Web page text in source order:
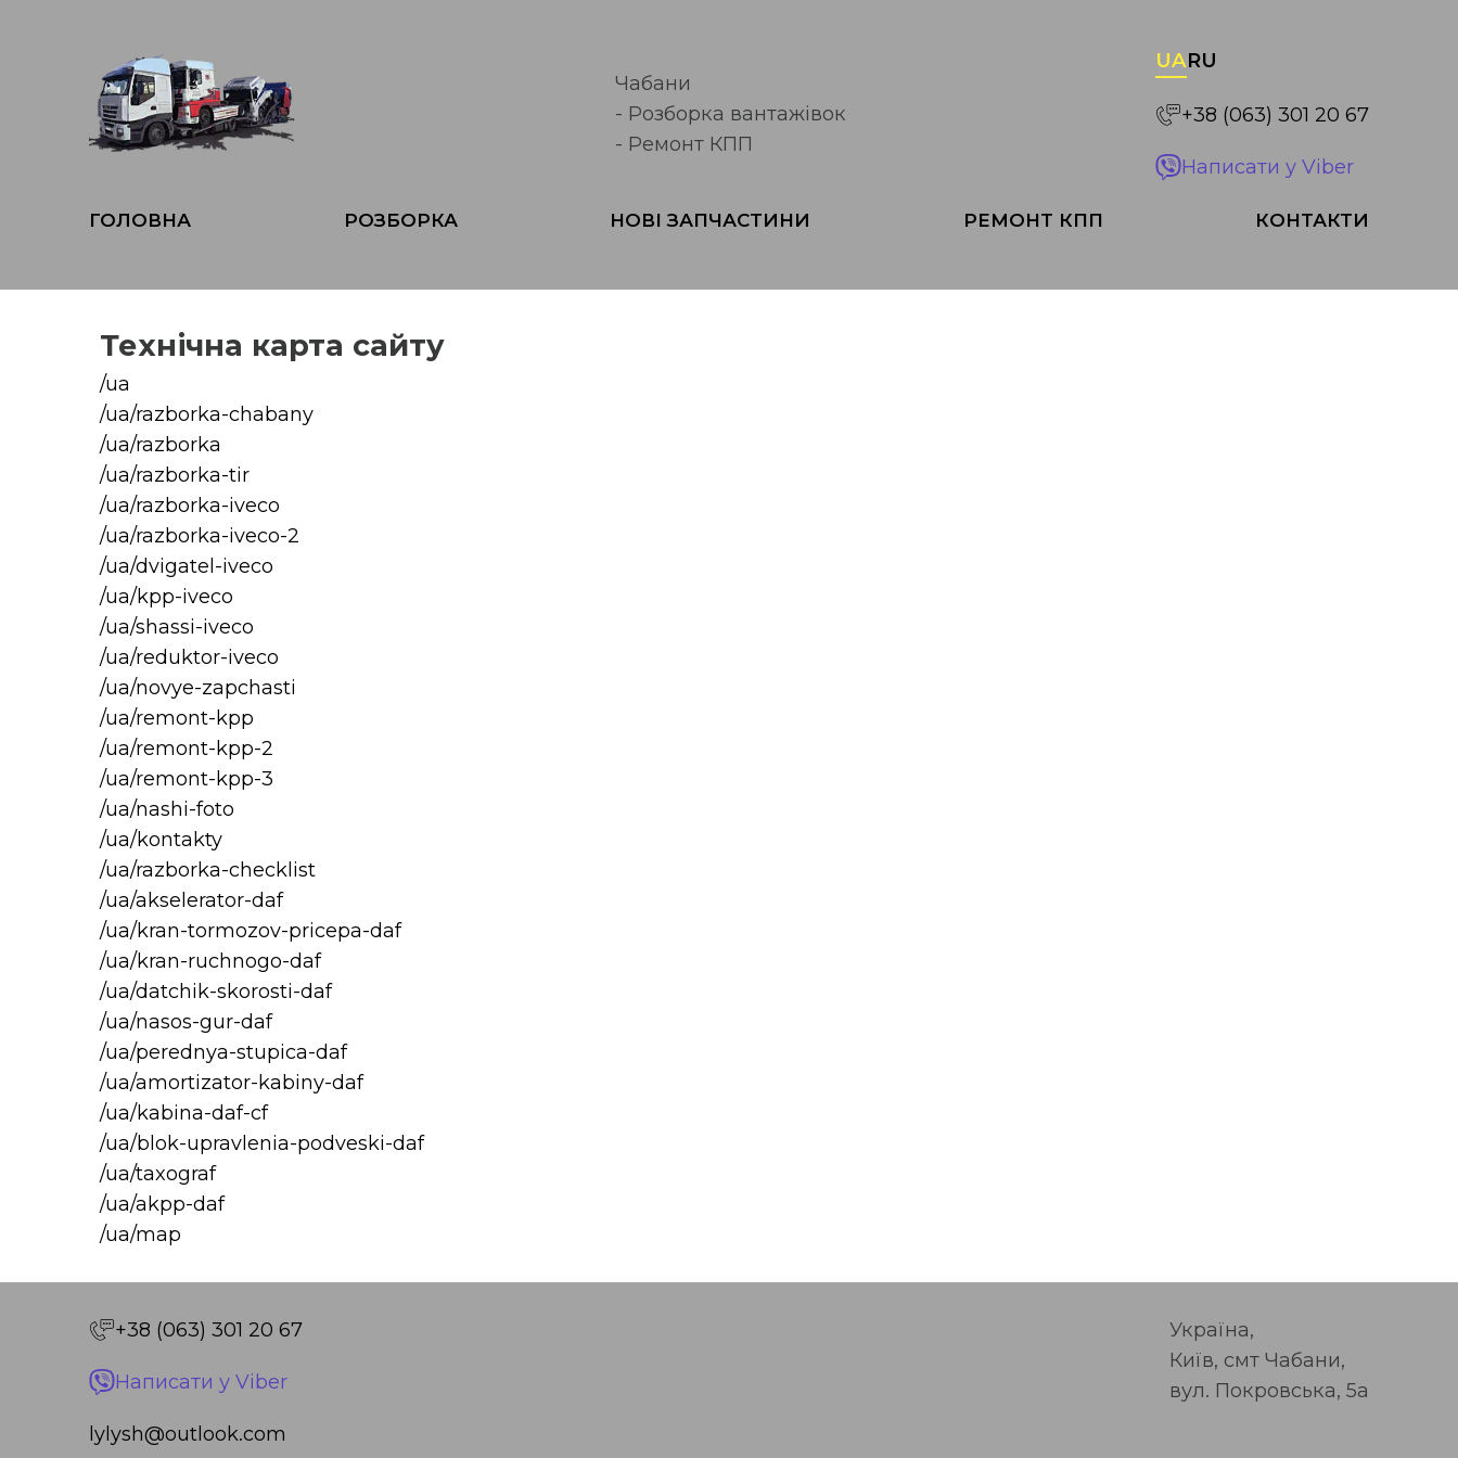
Чабани
- Розборка вантажівок
- Ремонт КПП
UARU
+38 (063) 301 20 67
Написати у Viber
ГОЛОВНА РОЗБОРКА НОВІ ЗАПЧАСТИНИ РЕМОНТ КПП КОНТАКТИ
Технічна карта сайту
/ua
/ua/razborka-chabany
/ua/razborka
/ua/razborka-tir
/ua/razborka-iveco
/ua/razborka-iveco-2
/ua/dvigatel-iveco
/ua/kpp-iveco
/ua/shassi-iveco
/ua/reduktor-iveco
/ua/novye-zapchasti
/ua/remont-kpp
/ua/remont-kpp-2
/ua/remont-kpp-3
/ua/nashi-foto
/ua/kontakty
/ua/razborka-checklist
/ua/akselerator-daf
/ua/kran-tormozov-pricepa-daf
/ua/kran-ruchnogo-daf
/ua/datchik-skorosti-daf
/ua/nasos-gur-daf
/ua/perednya-stupica-daf
/ua/amortizator-kabiny-daf
/ua/kabina-daf-cf
/ua/blok-upravlenia-podveski-daf
/ua/taxograf
/ua/akpp-daf
/ua/map
+38 (063) 301 20 67
Написати у Viber
lylysh@outlook.com
Україна,
Київ, смт Чабани,
вул. Покровська, 5а